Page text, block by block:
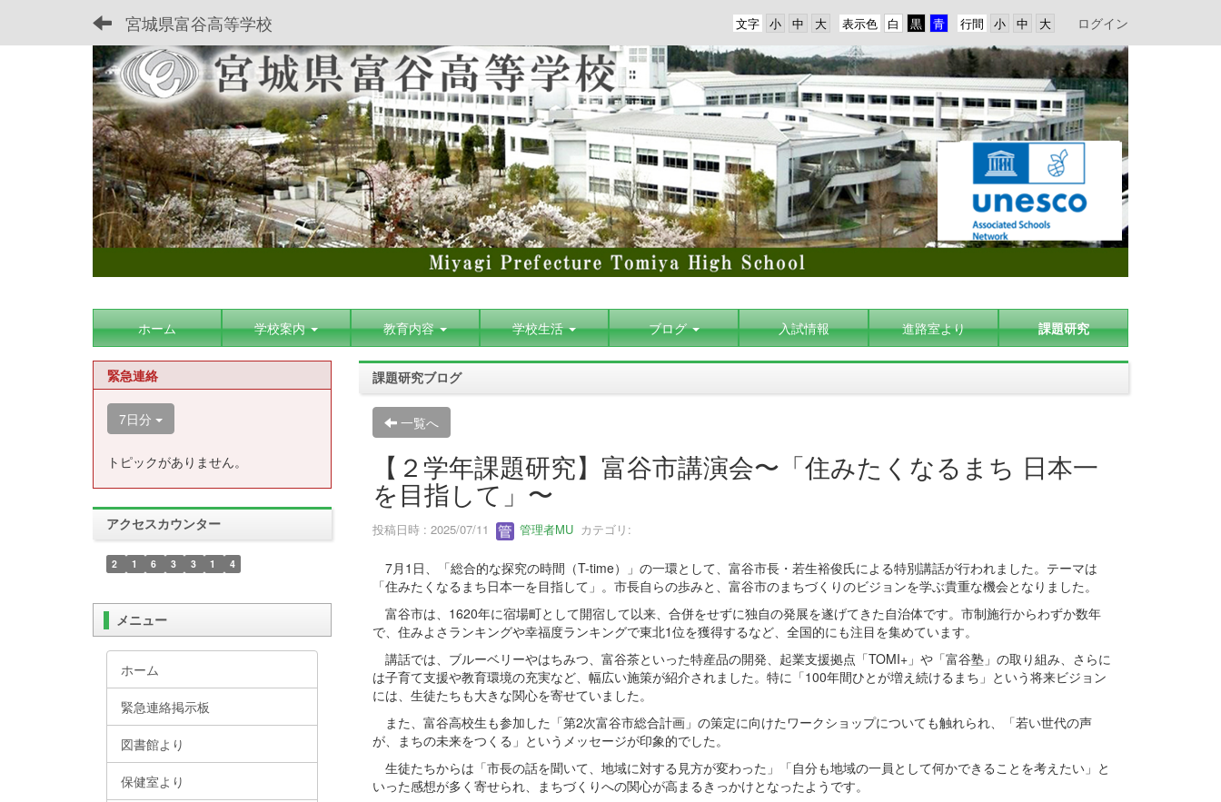
宮城県富谷高等学校 行間
表示色
文字 ログイン
ホーム 学校案内 教育内容 学校生活 ブログ 入試情報 進路室より 課題研究
課題研究ブログ
一覧へ
【２学年課題研究】富谷市講演会〜「住みたくなるまち 日本一
を目指して」〜
投稿日時 : 2025/07/11 管理者MUカテゴリ:
7月1日、「総合的な探究の時間（T-time）」の一環として、富谷市長・若生裕俊氏による特別講話が行われました。テーマは
「住みたくなるまち日本一を目指して」。市長自らの歩みと、富谷市のまちづくりのビジョンを学ぶ貴重な機会となりました。
富谷市は、1620年に宿場町として開宿して以来、合併をせずに独自の発展を遂げてきた自治体です。市制施行からわずか数年
で、住みよさランキングや幸福度ランキングで東北1位を獲得するなど、全国的にも注目を集めています。
講話では、ブルーベリーやはちみつ、富谷茶といった特産品の開発、起業支援拠点「TOMI+」や「富谷塾」の取り組み、さらに
は子育て支援や教育環境の充実など、幅広い施策が紹介されました。特に「100年間ひとが増え続けるまち」という将来ビジョン
には、生徒たちも大きな関心を寄せていました。
また、富谷高校生も参加した「第2次富谷市総合計画」の策定に向けたワークショップについても触れられ、「若い世代の声
が、まちの未来をつくる」というメッセージが印象的でした。
生徒たちからは「市長の話を聞いて、地域に対する見方が変わった」「自分も地域の一員として何かできることを考えたい」と
いった感想が多く寄せられ、まちづくりへの関心が高まるきっかけとなったようです。
緊急連絡
7日分
トピックがありません。
アクセスカウンター
2 1 6 3 3 1 4
メニュー
ホーム
緊急連絡掲示板
図書館より
保健室より